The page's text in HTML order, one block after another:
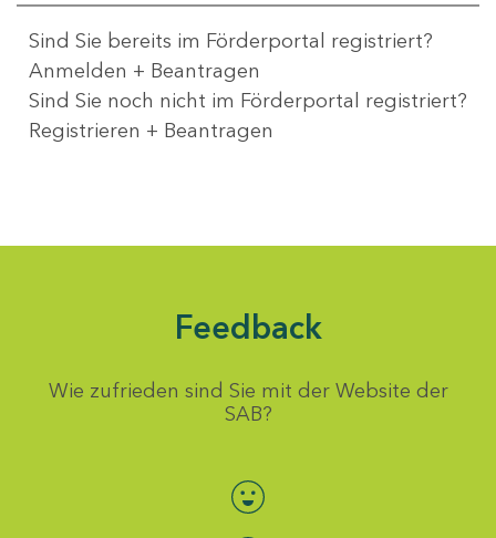
Sind Sie bereits im Förderportal registriert?
Anmelden + Beantragen
Sind Sie noch nicht im Förderportal registriert?
Registrieren + Beantragen
Feedback
Wie zufrieden sind Sie mit der Website der
SAB?
Bewertung auswählen